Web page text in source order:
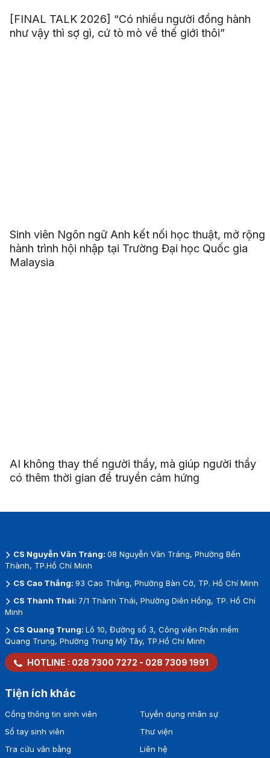
[FINAL TALK 2026] “Có nhiều người đồng hành
như vậy thì sợ gì, cứ tò mò về thế giới thôi”
Sinh viên Ngôn ngữ Anh kết nối học thuật, mở rộng
hành trình hội nhập tại Trường Đại học Quốc gia
Malaysia
AI không thay thế người thầy, mà giúp người thầy
có thêm thời gian để truyền cảm hứng
CS Nguyễn Văn Tráng: 08 Nguyễn Văn Tráng, Phường Bến
Thành, TP.Hồ Chí Minh
CS Cao Thắng: 93 Cao Thắng, Phường Bàn Cờ, TP. Hồ Chí Minh
CS Thành Thái: 7/1 Thành Thái, Phường Diên Hồng, TP. Hồ Chí
Minh
CS Quang Trung: Lô 10, Đường số 3, Công viên Phần mềm
Quang Trung, Phường Trung Mỹ Tây, TP.Hồ Chí Minh
HOTLINE : 028 7300 7272 - 028 7309 1991
Tiện ích khác
Cổng thông tin sinh viên
Sổ tay sinh viên
Tra cứu văn bằng
Tuyển dụng nhân sự
Thư viện
Liên hệ